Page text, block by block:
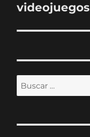
siguiente:
videojuegos
Buscar
por: